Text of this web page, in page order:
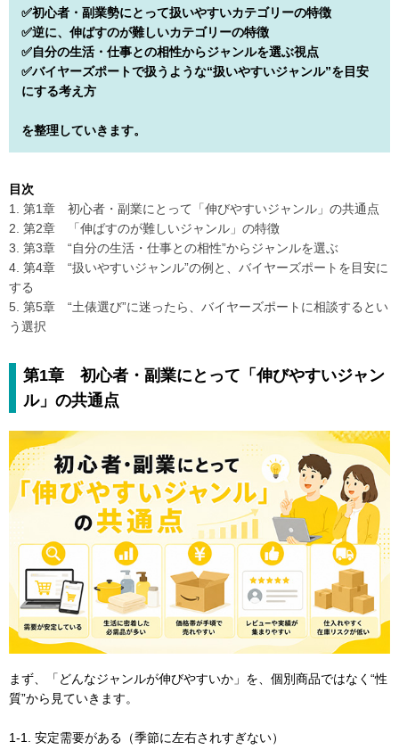
✅初心者・副業勢にとって扱いやすいカテゴリーの特徴
✅逆に、伸ばすのが難しいカテゴリーの特徴
✅自分の生活・仕事との相性からジャンルを選ぶ視点
✅バイヤーズポートで扱うような“扱いやすいジャンル”を目安
にする考え方
を整理していきます。
目次
1. 第1章 初心者・副業にとって「伸びやすいジャンル」の共通点
2. 第2章 「伸ばすのが難しいジャンル」の特徴
3. 第3章 “自分の生活・仕事との相性”からジャンルを選ぶ
4. 第4章 “扱いやすいジャンル”の例と、バイヤーズポートを目安に
する
5. 第5章 “土俵選び”に迷ったら、バイヤーズポートに相談するとい
う選択
第1章 初心者・副業にとって「伸びやすいジャン
ル」の共通点
まず、「どんなジャンルが伸びやすいか」を、個別商品ではなく“性
質”から見ていきます。
1-1. 安定需要がある（季節に左右されすぎない）